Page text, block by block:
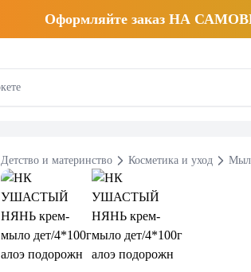
Оформляйте заказ НА
Детство и материнство Косметика и уход